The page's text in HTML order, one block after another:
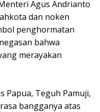
Agus Andrianto
dan noken
penghormatan
bahwa
merayakan
Papua, Teguh Pamuji,
bangganya atas